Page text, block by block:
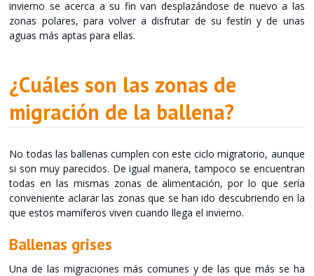
invierno se acerca a su fin van desplazándose de nuevo a las
zonas polares, para volver a disfrutar de su festín y de unas
aguas más aptas para ellas.
¿Cuáles son las zonas de
migración de la ballena?
No todas las ballenas cumplen con este ciclo migratorio, aunque
si son muy parecidos. De igual manera, tampoco se encuentran
todas en las mismas zonas de alimentación, por lo que sería
conveniente aclarar las zonas que se han ido descubriendo en la
que estos mamíferos viven cuando llega el invierno.
Ballenas grises
Una de las migraciones más comunes y de las que más se ha